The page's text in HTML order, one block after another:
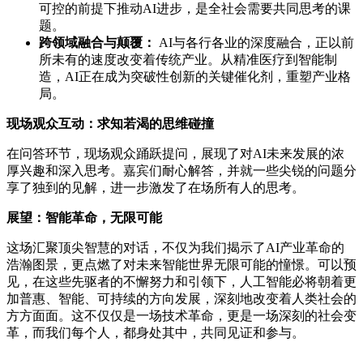
可控的前提下推动AI进步，是全社会需要共同思考的课
题。
跨领域融合与颠覆：
AI与各行各业的深度融合，正以前
所未有的速度改变着传统产业。从精准医疗到智能制
造，AI正在成为突破性创新的关键催化剂，重塑产业格
局。
现场观众互动：求知若渴的思维碰撞
在问答环节，现场观众踊跃提问，展现了对AI未来发展的浓
厚兴趣和深入思考。嘉宾们耐心解答，并就一些尖锐的问题分
享了独到的见解，进一步激发了在场所有人的思考。
展望：智能革命，无限可能
这场汇聚顶尖智慧的对话，不仅为我们揭示了AI产业革命的
浩瀚图景，更点燃了对未来智能世界无限可能的憧憬。可以预
见，在这些先驱者的不懈努力和引领下，人工智能必将朝着更
加普惠、智能、可持续的方向发展，深刻地改变着人类社会的
方方面面。这不仅仅是一场技术革命，更是一场深刻的社会变
革，而我们每个人，都身处其中，共同见证和参与。